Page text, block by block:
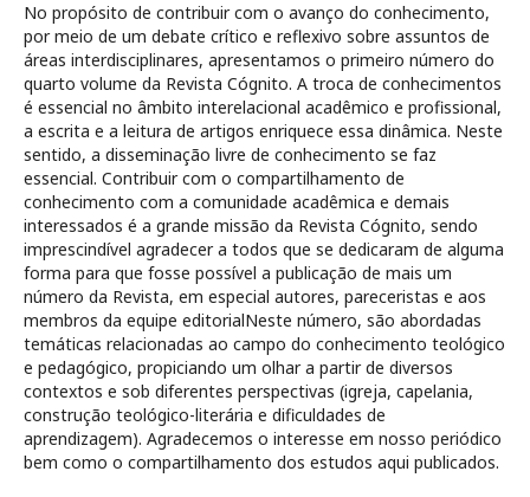
No propósito de contribuir com o avanço do conhecimento,
por meio de um debate crítico e reflexivo sobre assuntos de
áreas interdisciplinares, apresentamos o primeiro número do
quarto volume da Revista Cógnito. A troca de conhecimentos
é essencial no âmbito interelacional acadêmico e profissional,
a escrita e a leitura de artigos enriquece essa dinâmica. Neste
sentido, a disseminação livre de conhecimento se faz
essencial. Contribuir com o compartilhamento de
conhecimento com a comunidade acadêmica e demais
interessados é a grande missão da Revista Cógnito, sendo
imprescindível agradecer a todos que se dedicaram de alguma
forma para que fosse possível a publicação de mais um
número da Revista, em especial autores, pareceristas e aos
membros da equipe editorialNeste número, são abordadas
temáticas relacionadas ao campo do conhecimento teológico
e pedagógico, propiciando um olhar a partir de diversos
contextos e sob diferentes perspectivas (igreja, capelania,
construção teológico-literária e dificuldades de
aprendizagem). Agradecemos o interesse em nosso periódico
bem como o compartilhamento dos estudos aqui publicados.